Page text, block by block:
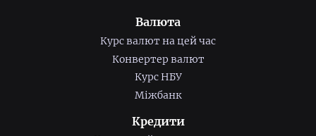
Валюта
Курс валют на цей час
Конвертер валют
Курс НБУ
Міжбанк
Кредити